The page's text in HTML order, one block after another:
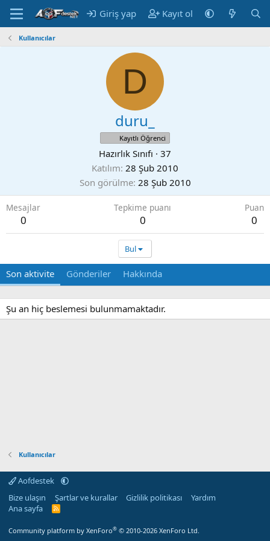
Giriş yap Kayıt ol
Kullanıcılar
D
duru_
Kayıtlı Öğrenci
Hazırlık Sınıfı · 37
Katılım 28 Şub 2010
Son görülme 28 Şub 2010
Mesajlar
0
Tepkime puanı
0
Puan
0
Bul
Son aktivite Gönderiler Hakkında
Şu an hiç beslemesi bulunmamaktadır.
Kullanıcılar
Aofdestek
Bize ulaşın
Şartlar ve kurallar Gizlilik politikası
Yardım
Ana sayfa
R
Community platform by XenForo® © 2010-2026 XenForo Ltd.